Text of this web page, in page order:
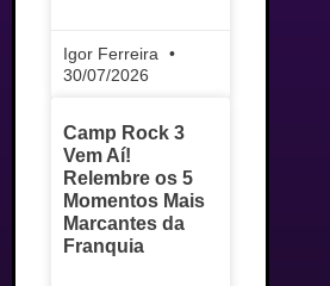
Igor Ferreira
30/07/2026
Camp Rock 3
Vem Aí!
Relembre os 5
Momentos Mais
Marcantes da
Franquia